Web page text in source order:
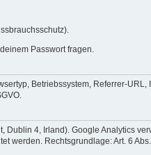
Passwort fragen.
Betriebssystem, Referrer-
4, Irland). Google Analytics
werden. Rechtsgrundlage: Art. 6